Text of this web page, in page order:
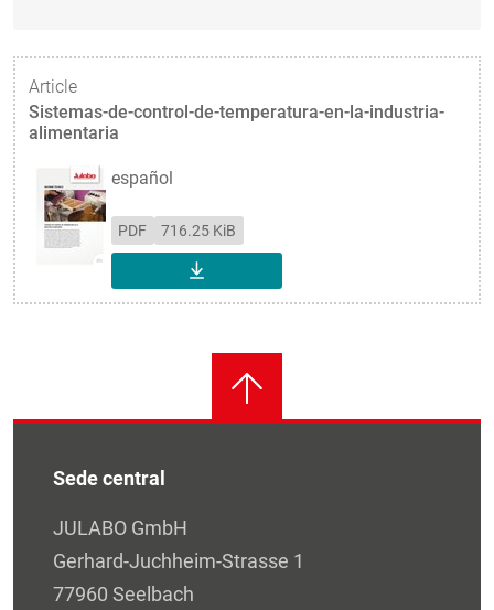
Article
Sistemas-de-control-de-temperatura-en-la-industria-
alimentaria
español
PDF 716.25 KiB
DESCARGAR
Sede central
JULABO GmbH
Gerhard-Juchheim-Strasse 1
77960 Seelbach